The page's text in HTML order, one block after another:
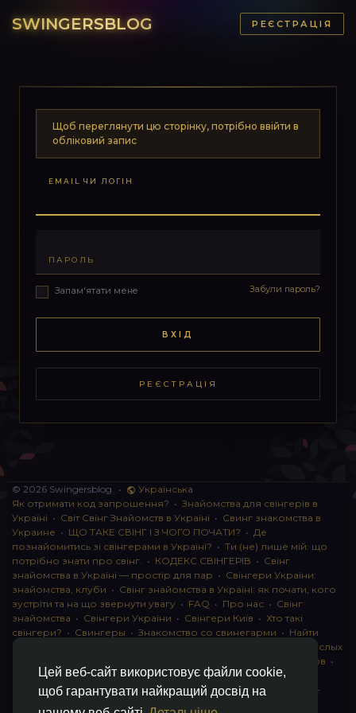
Цей веб-сайт використовує файли cookie,
щоб гарантувати найкращий досвід на
SWINGERSBLOG РЕЄСТРАЦІЯ
Щоб переглянути цю сторінку, потрібно ввійти в
обліковий запис
EMAIL ЧИ ЛОГІН
ПАРОЛЬ
Запам'ятати мене Забули пароль?
ВХІД
РЕЄСТРАЦІЯ
© 2026 Swingersblog •
Українська
Як отримати код запрошення? • Знайомства для свінгерів в
Україні • Світ Свінг Знайомств в Україні • Свинг знакомства в
Украине • ЩО ТАКЕ СВІНГ І З ЧОГО ПОЧАТИ? • Де
познайомитись зі свінгерами в Україні? • Ти (не) лише мій: що
потрібно знати про свінг. • КОДЕКС СВІНГЕРІВ • Свінг
знайомства в Україні — простір для пар • Свінгери України:
знайомства, клуби • Свінг знайомства в Україні: як почати, кого
зустріти та на що звернути увагу • FAQ • Про нас • Свінг
знайомства • Свінгери України • Свінгери Київ • Хто такі
свінгери? • Свингеры • Знакомство со свинегарми • Найти
instagram для взрослых
Клуб свингеров •
Конфіденційність• Правила• Партнерська програма
Свингеры •Свинг-пати•О свингерах откровенно
Свинг-
клуб: что это и как работает